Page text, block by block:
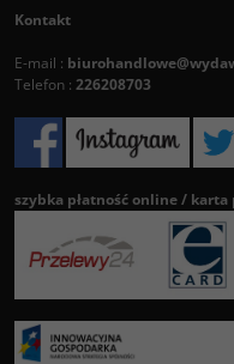
Kontakt
E-mail :
Telefon : 226208703
szybka płatność online / karta